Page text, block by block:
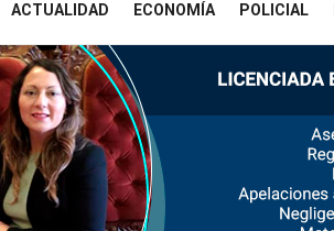
ACTUALIDAD ECONOMÍA POLICIAL